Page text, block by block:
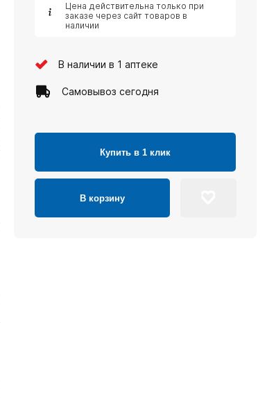
Цена действительна только при
заказе через сайт товаров в
наличии
В наличии в 1 аптеке
Самовывоз сегодня
Купить в 1 клик
В корзину